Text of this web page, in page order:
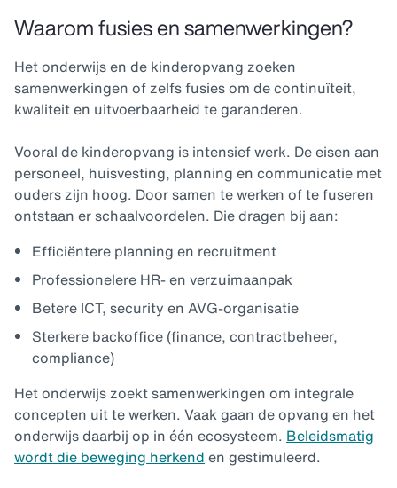
Waarom fusies en samenwerkingen?
Het onderwijs en de kinderopvang zoeken
samenwerkingen of zelfs fusies om de continuïteit,
kwaliteit en uitvoerbaarheid te garanderen.
Vooral de kinderopvang is intensief werk. De eisen aan
personeel, huisvesting, planning en communicatie met
ouders zijn hoog. Door samen te werken of te fuseren
ontstaan er schaalvoordelen. Die dragen bij aan:
Efficiëntere planning en recruitment
Professionelere HR- en verzuimaanpak
Betere ICT, security en AVG-organisatie
Sterkere backoffice (finance, contractbeheer,
compliance)
Het onderwijs zoekt samenwerkingen om integrale
concepten uit te werken. Vaak gaan de opvang en het
onderwijs daarbij op in één ecosysteem. Beleidsmatig
wordt die beweging herkend en gestimuleerd.